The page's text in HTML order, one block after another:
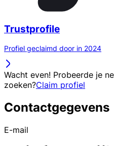
Trustprofile
Profiel geclaimd door in 2024
Wacht even! Probeerde je
zoeken?Claim profiel
Contactgegevens
E-mail